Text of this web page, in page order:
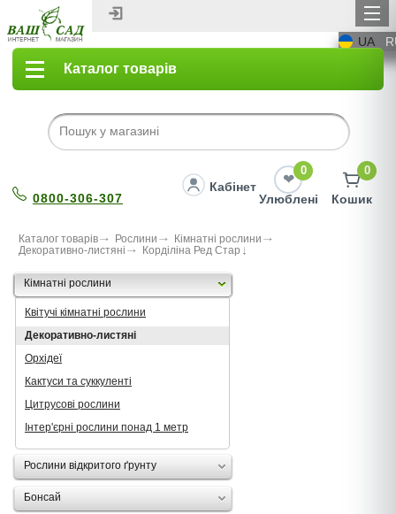
UA
Каталог товарів
0800-306-307
Кабінет
0
Улюблені
0
Кошик
Каталог товарів Рослини
Кімнатні рослини
Декоративно-листяні
Корділіна Ред Стар
Кімнатні рослини
Квітучі кімнатні рослини
Декоративно-листяні
Орхідеї
Кактуси та суккуленті
Цитрусові рослини
Інтер'єрні рослини понад 1 метр
Рослини відкритого ґрунту
Бонсай